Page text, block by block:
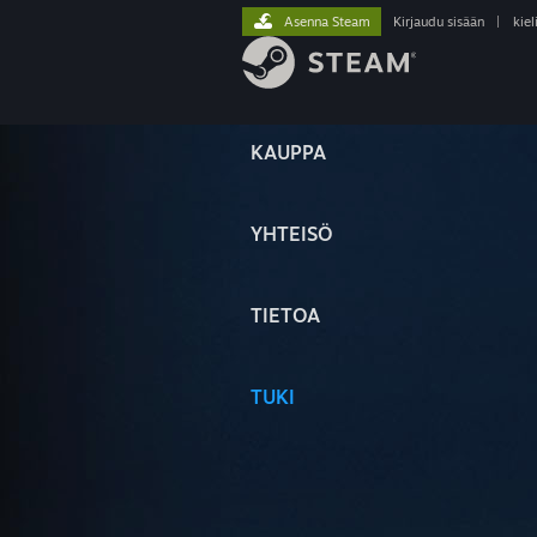
KAUPPA
YHTEISÖ
TIETOA
TUKI
Asenna Steam Kirjaudu sisään kieli